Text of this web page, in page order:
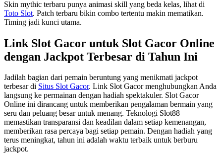
Skin mythic terbaru punya animasi skill yang beda kelas, lihat di
Toto Slot. Patch terbaru bikin combo tertentu makin mematikan.
Timing jadi kunci utama.
Link Slot Gacor untuk Slot Gacor Online
dengan Jackpot Terbesar di Tahun Ini
Jadilah bagian dari pemain beruntung yang menikmati jackpot
terbesar di Situs Slot Gacor. Link Slot Gacor menghubungkan Anda
langsung ke permainan dengan hadiah spektakuler. Slot Gacor
Online ini dirancang untuk memberikan pengalaman bermain yang
seru dan peluang besar untuk menang. Teknologi Slot88
memastikan transparansi dan keadilan dalam setiap kemenangan,
memberikan rasa percaya bagi setiap pemain. Dengan hadiah yang
terus meningkat, tahun ini adalah waktu terbaik untuk berburu
jackpot.